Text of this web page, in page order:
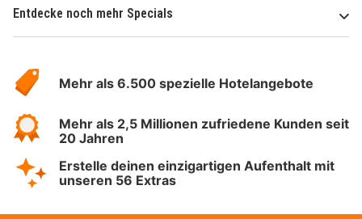
Entdecke noch mehr Specials
Hotelspecials
Mehr als 6.500 spezielle Hotelangebote
Mehr als 2,5 Millionen zufriedene Kunden seit
20 Jahren
Erstelle deinen einzigartigen Aufenthalt mit
unseren 56 Extras